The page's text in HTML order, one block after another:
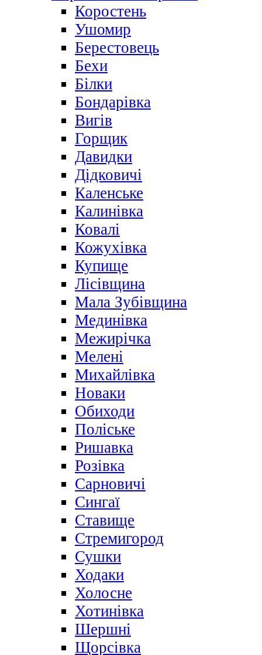
Коростень
Ушомир
Берестовець
Бехи
Білки
Бондарівка
Вигів
Горщик
Давидки
Дідковичі
Каленське
Калинівка
Ковалі
Кожухівка
Купище
Лісівщина
Мала Зубівщина
Мединівка
Межирічка
Мелені
Михайлівка
Новаки
Обиходи
Поліське
Ришавка
Розівка
Сарновичі
Сингаї
Ставище
Стремигород
Сушки
Ходаки
Холосне
Хотинівка
Шершні
Щорсівка